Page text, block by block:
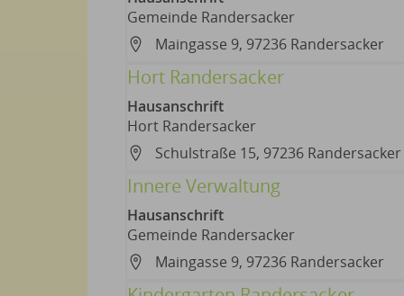
Gemeinde Randersacker
Maingasse 9, 97236 Randersacker
Hort Randersacker
Hausanschrift
Hort Randersacker
Schulstraße 15, 97236 Randersacker
Innere Verwaltung
Hausanschrift
Gemeinde Randersacker
Maingasse 9, 97236 Randersacker